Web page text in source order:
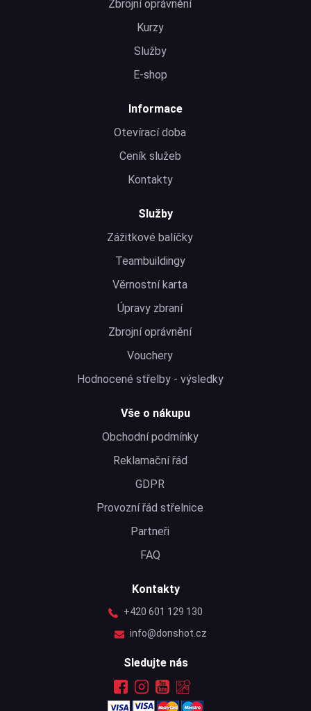
Zbrojní oprávnění
Kurzy
Služby
E-shop
Informace
Otevírací doba
Ceník služeb
Kontakty
Služby
Zážitkové balíčky
Teambuildingy
Věrnostní karta
Úpravy zbraní
Zbrojní oprávnění
Vouchery
Hodnocené střelby - výsledky
Vše o nákupu
Obchodní podmínky
Reklamační řád
GDPR
Provozní řád střelnice
Partneři
FAQ
Kontakty
+420 601 129 130
info@donshot.cz
Sledujte nás